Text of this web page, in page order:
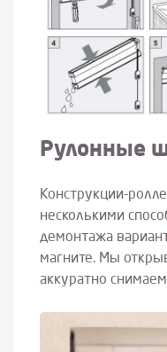
Рулонные
Конструкции-
несколькими
демонтажа
магните. Мы
аккуратно